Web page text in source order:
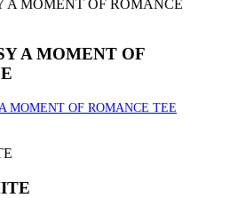
A MOMENT OF
MOMENT OF ROMANCE TEE